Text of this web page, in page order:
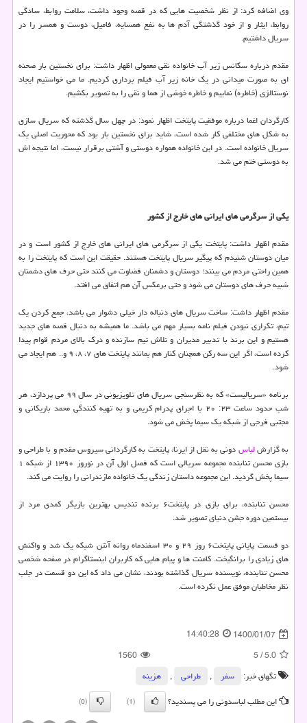
وی اضافه کرد: از نظر شخصیت هایی که در قصه وجود داشت، سلامت روابط، سادگی
روابط، ایثار و از خود گذشتگی آدم ها به نفع همسایه، فامیل، دوست و همسر را در
سریال داشتیم.
مقدم درباره سکانس زیر آب خانواده نقی معمولی اظهار داشت: برای نخستین بار صحنه
ای به صورت میدانی در یک خانه زیر آب فیلم برداری کردیم. ما می خواستیم ایجاد
نوستالژی (خاطره) نماییم و خاطره خوشی از هما و نقی را به تصویر بکشیم.
کارگردان اغما درباره موفقیت پایتخت اظهار نمود: در چهل سال گذشته که سریال سازی
به شکل های مختلفی کار شده است، شاید برای نخستین بار بود که محوریت اصلی یک
سریال خانواده است. در این خانواده همواره دوستی و آشتی برقرار نیست، اما نتیجه اش
به دوستی ختم می شد.
یکی از سرگرمی های ایرانی های خارج از کشور
مقدم اظهار داشت: پایتخت یکی از سرگرمی های ایرانی های خارج از کشور است و در
میان دوستان شنیدم که پیگیر سریال پایتخت هستند. حقیقت این است که پایتخت را به
همین راحتی مردم می بینند؛ دوستان و دشمنان قضاوت می کنند حتی حرف های دشمنان
شبیه حرف های دوستان می شود و حتی برعکس آن هم اتفاق می افتد.
مقدم اظهار داشت: ساخت سریال های دنباله دار خیلی دشوار می باشد، جمع کردن یک
تیم، تکراری نبودن فیلم نامه بسیار مهم می باشد. ما همیشه به دنبال قصه های جدید
هستیم و این برند با تدبیر مدیران و تلاش تیم سازنده و درک بالای مردم قوام پیدا
کرده است، اگر این سه رکن همچنان کنار هم بمانند پایتخت های ۷، ۸، ۹ و.. هم ایجاد می
شود.
برنامه «سریالیست» که به نظرسنجی سریال های تلویزیونی در سال ۹۹ می پردازد، هر
شب حدود ساعت ۲۳: ۲۰ با اجرای پدرام کریمی و به تهیه کنندگی محمد باریکانی و
مجتبی فرجی از شبکه یک سیما پخش می شود.
به گزارشلباسدونی به نقل از ایرنا، پایتخت به کارگردانی سیروس مقدم و با طراحی و
بازی محسن تنابنده مجموعه سریالی است که فصل اول آن در نوروز ۱۳۹۰ از شبکه ۱
سیما پخش گردید. این مجموعه داستان زندگی یک خانواده مازندرانی را روایت می کند.
محسن تنابنده، برای بازی در پایتخت۶ برنده تندیس بهترین بازیگر کمدی مرد از
بیستمین دوره جشن دنیای تصویر شد.
دو قسمت پایانی پایتخت۶ روز ۲۹ و ۳۰ اسفندماه روانه آنتن شبکه یک شد و واکنش
های زیادی را برانگیخت. کامنت ها و پیام هایی که کاربران اینستاگرام در صفحه شخصی
محسن تنابنده، نویسنده سریال گذاشته بودند، نشان می داد که این دو قسمت در جلب
نظر مخاطبان موفق عمل نکرده است.
1400/01/07
14:40:28
5.0
/
5
1560
تگهای خبر:
سفر , طراحی ,
هزینه
این مطلب لباسدونی را می پسندید؟
(1)
(0)